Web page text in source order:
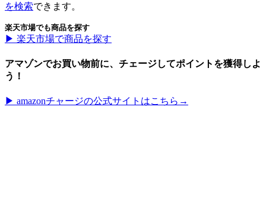
を検索できます。
楽天市場でも商品を探す
▶︎ 楽天市場で商品を探す
アマゾンでお買い物前に、チェージしてポイントを獲得しよ
う！
▶︎ amazonチャージの公式サイトはこちら→